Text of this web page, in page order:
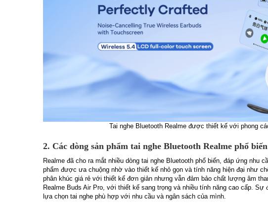
Tai nghe Bluetooth Realme được thiết kế với phong
2. Các dòng sản phẩm tai nghe Bluetooth Realme phổ biến
Realme đã cho ra mắt nhiều dòng tai nghe Bluetooth phổ biến, đáp ứng nhu
phẩm được ưa chuộng nhờ vào thiết kế nhỏ gọn và tính năng hiện đại như
phân khúc giá rẻ với thiết kế đơn giản nhưng vẫn đảm bảo chất lượng âm
Realme Buds Air Pro, với thiết kế sang trọng và nhiều tính năng cao cấp.
lựa chọn tai nghe phù hợp với nhu cầu và ngân sách của mình.